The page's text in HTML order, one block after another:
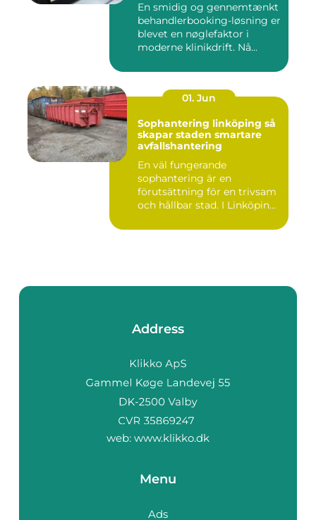
En smidig og gennemtænkt
behandlerbooking-løsning er
blevet en nøglefaktor i
moderne klinikdrift. Nå...
01. Jun
Sophantering linköping så
skapar staden smartare
avfallshantering
En väl fungerande
sophantering är en
förutsättning för en trivsam
och hållbar stad. I Linköping
Address
web: www.klikko.dk
Menu
Ads